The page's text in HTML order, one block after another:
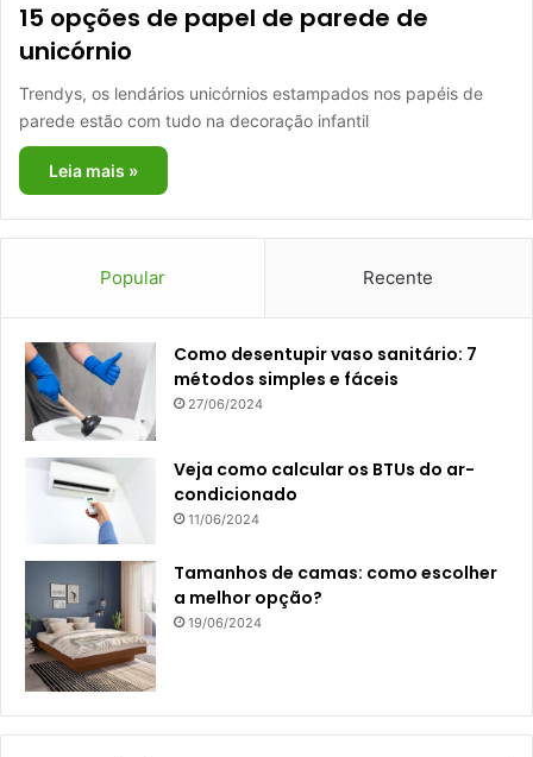
15 opções de papel de parede de
unicórnio
Trendys, os lendários unicórnios estampados nos papéis de
parede estão com tudo na decoração infantil
Leia mais »
Popular Recente
Como desentupir vaso sanitário: 7
métodos simples e fáceis
27/06/2024
Veja como calcular os BTUs do ar-
condicionado
11/06/2024
Tamanhos de camas: como escolher
a melhor opção?
19/06/2024